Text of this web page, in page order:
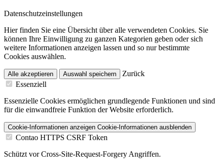
Datenschutzeinstellungen
Hier finden Sie eine Übersicht über alle verwendeten Cookies. Sie
können Ihre Einwilligung zu ganzen Kategorien geben oder sich
weitere Informationen anzeigen lassen und so nur bestimmte
Cookies auswählen.
Alle akzeptieren Auswahl speichern
Zurück
Essenziell
Essenzielle Cookies ermöglichen grundlegende Funktionen und sind
für die einwandfreie Funktion der Website erforderlich.
Cookie-Informationen anzeigen Cookie-Informationen ausblenden
Contao HTTPS CSRF Token
Schützt vor Cross-Site-Request-Forgery Angriffen.